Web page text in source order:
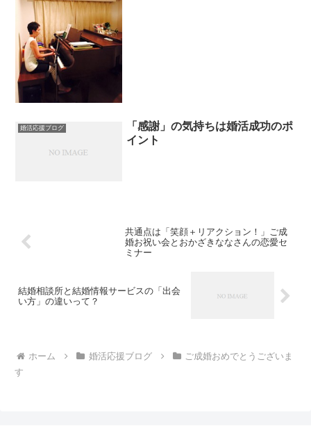
婚活応援ブログ
「感謝」の気持ちは婚活成功のポ
イント
共通点は「笑顔＋リアクション！」ご成
婚お祝い会とおかざきななさんの恋愛セ
ミナー
結婚相談所と結婚情報サービスの「出会
い方」の違いって？
ホーム 婚活応援ブログ
ご成婚おめでとうございま
す